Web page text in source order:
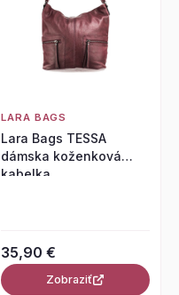
LARA BAGS
Lara Bags TESSA
dámska koženková
kabelka
35,90 €
Zobraziť